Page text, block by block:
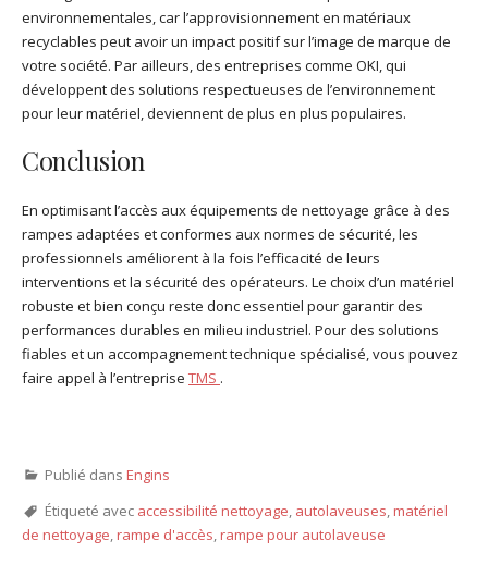
environnementales, car l’approvisionnement en matériaux
recyclables peut avoir un impact positif sur l’image de marque de
votre société. Par ailleurs, des entreprises comme OKI, qui
développent des solutions respectueuses de l’environnement
pour leur matériel, deviennent de plus en plus populaires.
Conclusion
En optimisant l’accès aux équipements de nettoyage grâce à des
rampes adaptées et conformes aux normes de sécurité, les
professionnels améliorent à la fois l’efficacité de leurs
interventions et la sécurité des opérateurs. Le choix d’un matériel
robuste et bien conçu reste donc essentiel pour garantir des
performances durables en milieu industriel. Pour des solutions
fiables et un accompagnement technique spécialisé, vous pouvez
faire appel à l’entreprise TMS .
Publié dans Engins
Étiqueté avec accessibilité nettoyage, autolaveuses,matériel
de nettoyage,rampe d'accès,rampe pour autolaveuse